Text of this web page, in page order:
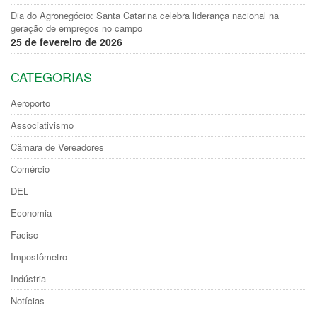
Dia do Agronegócio: Santa Catarina celebra liderança nacional na
geração de empregos no campo
25 de fevereiro de 2026
CATEGORIAS
Aeroporto
Associativismo
Câmara de Vereadores
Comércio
DEL
Economia
Facisc
Impostômetro
Indústria
Notícias